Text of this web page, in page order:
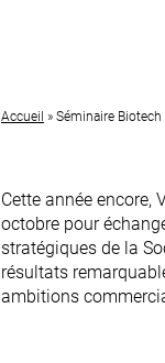
Accueil » Séminaire
Cette année encore,
octobre pour
stratégiques de la
résultats
ambitions